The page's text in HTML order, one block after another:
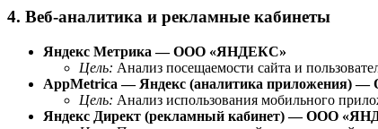
4. Веб-аналитика и рекламные кабинеты
Яндекс Метрика — ООО «ЯНДЕКС»
Цель: Анализ посещаемости сайта и
AppMetrica — Яндекс (аналитика приложения)
Цель: Анализ использования мобильного
Яндекс Директ (рекламный кабинет) — ООО